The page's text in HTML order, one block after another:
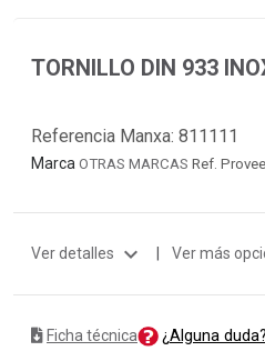
TORNILLO DIN 933
Referencia Manxa: 811111
Marca OTRAS MARCAS Ref.
Ver detalles expand_more | Ver más
Ficha técnica ¿Alguna duda?